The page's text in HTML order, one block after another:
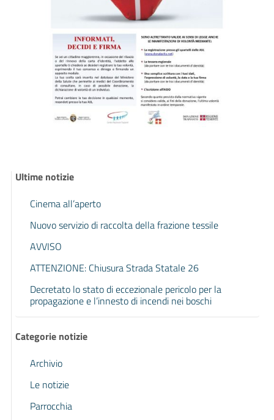
Ultime notizie
Cinema all’aperto
Nuovo servizio di raccolta della frazione tessile
AVVISO
ATTENZIONE: Chiusura Strada Statale 26
Decretato lo stato di eccezionale pericolo per la
propagazione e l’innesto di incendi nei boschi
Categorie notizie
Archivio
Le notizie
Parrocchia